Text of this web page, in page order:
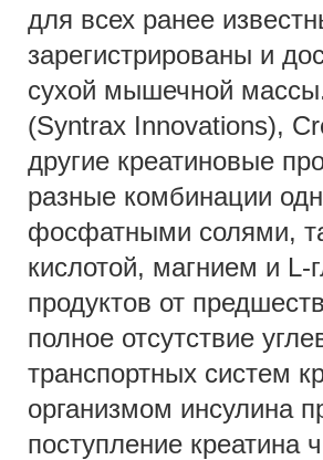
для всех ранее
зарегистрированы и
сухой мышечной
(Syntrax Innovations),
другие креатиновые
разные комбинации
фосфатными солями,
кислотой, магнием и
продуктов от
полное отсутствие
транспортных систем
организмом инсулина
поступление креатина